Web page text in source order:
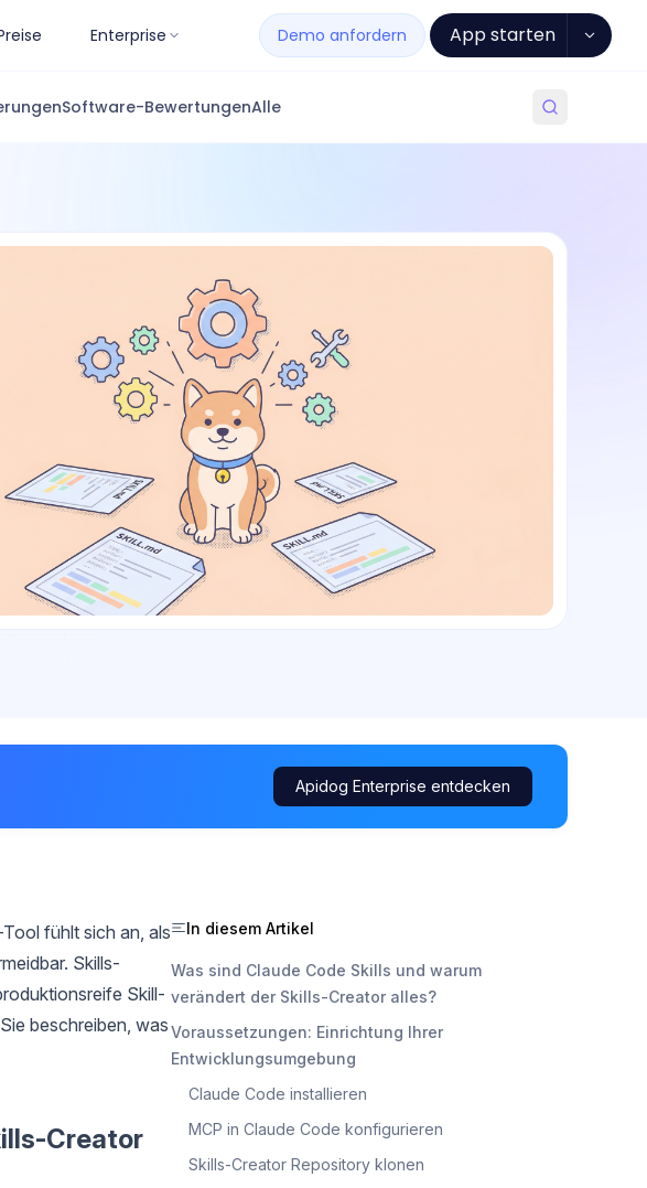
Enterprise Demo anfordern App starten
Software-BewertungenAlle
Apidog Enterprise entdecken
fühlt sich an, als
Skills-
Skill-
beschreiben, was
Creator
In diesem Artikel
Was sind Claude Code Skills und warum
verändert der Skills-Creator alles?
Voraussetzungen: Einrichtung Ihrer
Entwicklungsumgebung
Claude Code installieren
MCP in Claude Code konfigurieren
Skills-Creator Repository klonen